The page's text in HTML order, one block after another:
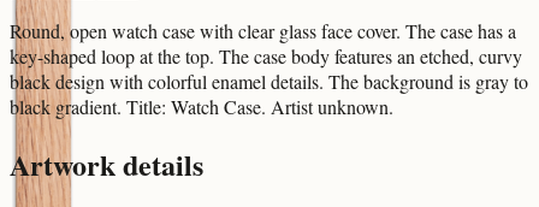
Round, open watch case with clear glass face cover. The case has a
key-shaped loop at the top. The case body features an etched, curvy
black design with colorful enamel details. The background is gray to
black gradient. Title: Watch Case. Artist unknown.
Artwork details